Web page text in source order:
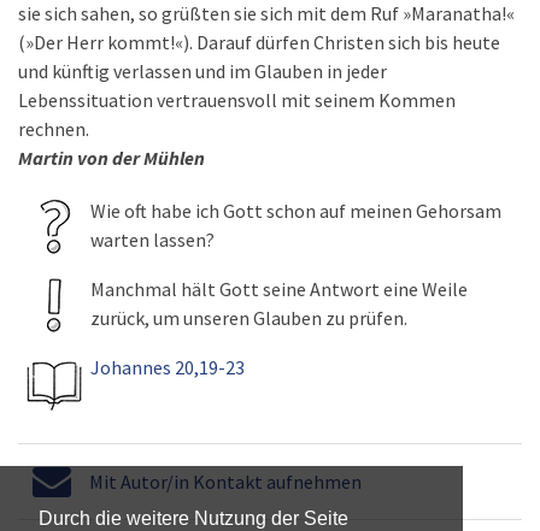
Durch die weitere Nutzung der Seite
sie sich sahen, so grüßten sie sich mit dem Ruf »Maranatha!«
(»Der Herr kommt!«). Darauf dürfen Christen sich bis heute
und künftig verlassen und im Glauben in jeder
Lebenssituation vertrauensvoll mit seinem Kommen
rechnen.
Martin von der Mühlen
Wie oft habe ich Gott schon auf meinen Gehorsam
warten lassen?
Manchmal hält Gott seine Antwort eine Weile
zurück, um unseren Glauben zu prüfen.
Johannes 20,19-23
Mit Autor/in Kontakt aufnehmen